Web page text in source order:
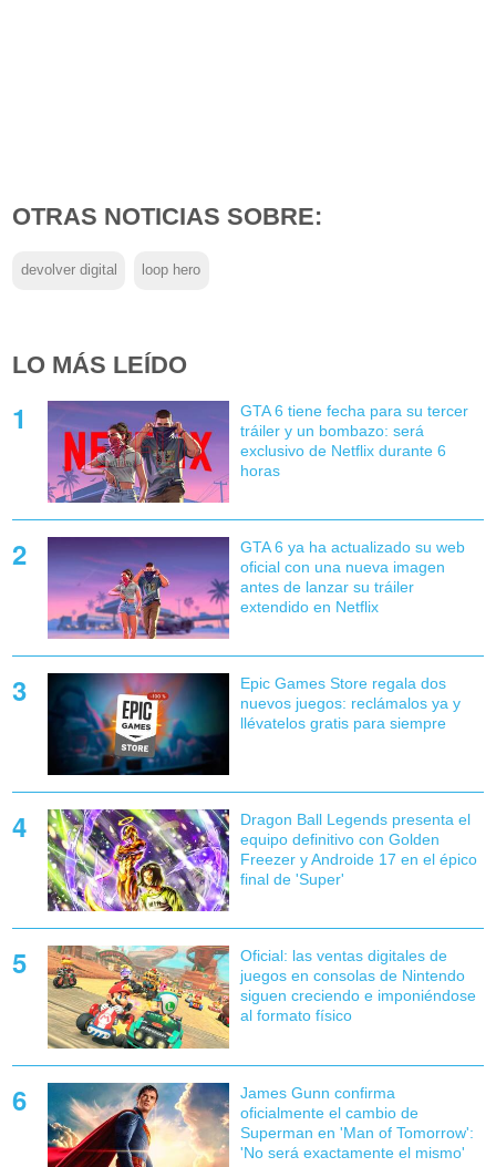
OTRAS NOTICIAS SOBRE:
devolver digital loop hero
LO MÁS LEÍDO
GTA 6 tiene fecha para su tercer
tráiler y un bombazo: será
exclusivo de Netflix durante 6
horas
GTA 6 ya ha actualizado su web
oficial con una nueva imagen
antes de lanzar su tráiler
extendido en Netflix
Epic Games Store regala dos
nuevos juegos: reclámalos ya y
llévatelos gratis para siempre
Dragon Ball Legends presenta el
equipo definitivo con Golden
Freezer y Androide 17 en el épico
final de 'Super'
Oficial: las ventas digitales de
juegos en consolas de Nintendo
siguen creciendo e imponiéndose
al formato físico
James Gunn confirma
oficialmente el cambio de
Superman en 'Man of Tomorrow':
'No será exactamente el mismo'